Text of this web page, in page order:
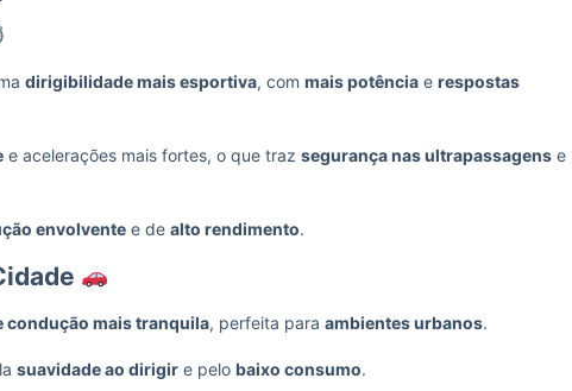
dirigibilidade mais esportiva, com mais potência e respostas
e acelerações mais fortes, o que traz segurança nas ultrapassagens e
envolvente e de alto rendimento.
condução mais tranquila, perfeita para ambientes urbanos.
suavidade ao dirigir e pelo baixo consumo.